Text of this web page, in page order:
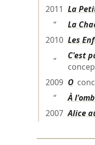
2011 La
“
La
2010 Les
“
C'est
2009 O
“
À
2007 Alice